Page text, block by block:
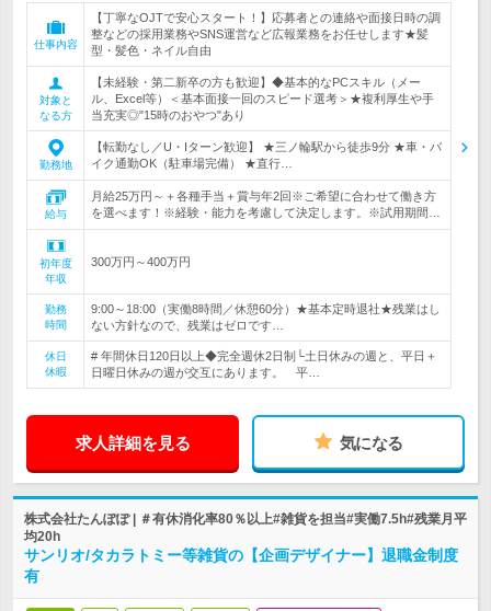
仕事内容
【丁寧なOJTで安心スタート！】応募者との連絡や面接日時の調
整などの採用業務やSNS運営など広報業務をお任せします★髪
型・髪色・ネイル自由
対象と
なる方
【未経験・第二新卒の方も歓迎】◆基本的なPCスキル（メー
ル、Excel等）＜基本面接一回のスピード選考＞★複利厚生や手
当充実◎"15時のおやつ"あり
勤務地
【転勤なし／U・Iターン歓迎】 ★三ノ輪駅から徒歩9分 ★車・バ
イク通勤OK（駐車場完備） ★直行…
給与
月給25万円～＋各種手当＋賞与年2回※ご希望に合わせて働き方
を選べます！※経験・能力を考慮して決定します。※試用期間…
初年度
年収
300万円～400万円
勤務
時間
9:00～18:00（実働8時間／休憩60分）★基本定時退社★残業はし
ない方針なので、残業はゼロです…
休日
休暇
# 年間休日120日以上◆完全週休2日制└土日休みの週と、平日＋
日曜日休みの週が交互にあります。 平…
求人詳細を見る 気になる
株式会社たんぽぽ | ＃有休消化率80％以上#雑貨を担当#実働7.5h#残業月平
均20h
サンリオ/タカラトミー等雑貨の【企画デザイナー】退職金制度
有